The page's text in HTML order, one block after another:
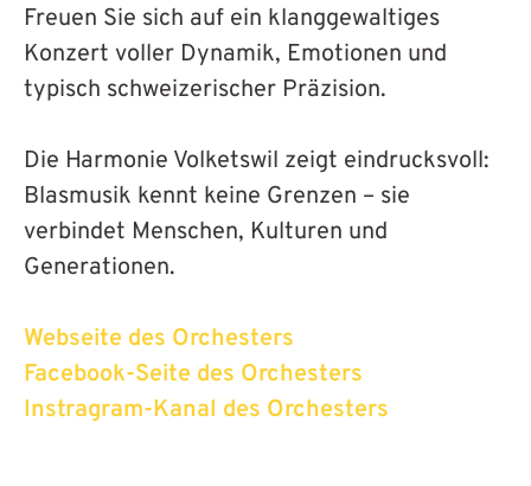
Freuen Sie sich auf ein klanggewaltiges
Konzert voller Dynamik, Emotionen und
typisch schweizerischer Präzision.
Die Harmonie Volketswil zeigt eindrucksvoll:
Blasmusik kennt keine Grenzen – sie
verbindet Menschen, Kulturen und
Generationen.
Webseite des Orchesters
Facebook-Seite des Orchesters
Instragram-Kanal des Orchesters